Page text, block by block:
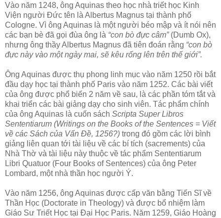
Vào năm 1248, ông Aquinas theo học nhà triết học Kinh
Viện người Đức tên là Albertus Magnus tại thành phố
Cologne. Vì ông Aquinas là một người béo mập và ít nói nên
các bạn bè đã gọi đùa ông là “con bò đực câm”(Dumb Ox),
nhưng ông thầy Albertus Magnus đã tiên đoán rằng “con bò
đực này vào một ngày mai, sẽ kêu rống lên trên thế giới”.
Ông Aquinas được thụ phong linh mục vào năm 1250 rồi bắt
đầu dạy học tại thành phố Paris vào năm 1252. Các bài viết
của ông được phổ biến 2 năm về sau, là các phần tóm tắt và
khai triển các bài giảng dạy cho sinh viên. Tác phẩm chính
của ông Aquinas là cuốn sách Scripta Super Libros
Sententiarum (Writings on the Books of the Sentences = Viết
về các Sách của Vấn Đề, 1256?) trong đó gồm các lời bình
giảng liên quan tới tài liệu về các bí tích (sacrements) của
Nhà Thờ và tài liệu này thuộc về tác phẩm Sententiarum
Libri Quatuor (Four Books of Sentences) của ông Peter
Lombard, một nhà thần học người Ý.
Vào năm 1256, ông Aquinas được cấp văn bằng Tiến Sĩ về
Thần Học (Doctorate in Theology) và được bổ nhiệm làm
Giáo Sư Triết Học tại Đại Học Paris. Năm 1259, Giáo Hoàng